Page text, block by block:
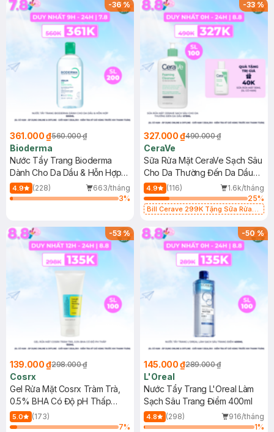
-36%
361.000 ₫560.000 ₫
Bioderma
Nước Tẩy Trang Bioderma
Dành Cho Da Dầu & Hỗn Hợp
500ml
4.9 (228)
663/tháng
3%
-33%
327.000 ₫490.000 ₫
CeraVe
Sữa Rửa Mặt CeraVe Sạch Sâu
Cho Da Thường Đến Da Dầu
473ml
4.9 (116)
1.6k/tháng
25%
Bill Cerave 299K Tặng Sữa Rửa
-53%
139.000 ₫298.000 ₫
Cosrx
Gel Rửa Mặt Cosrx Tràm Trà,
0.5% BHA Có Độ pH Thấp
150ml
5.0
(173)
7%
-50%
145.000 ₫289.000 ₫
L'Oreal
Nước Tẩy Trang L'Oreal Làm
Sạch Sâu Trang Điểm 400ml
4.8 (298)
916/tháng
1%